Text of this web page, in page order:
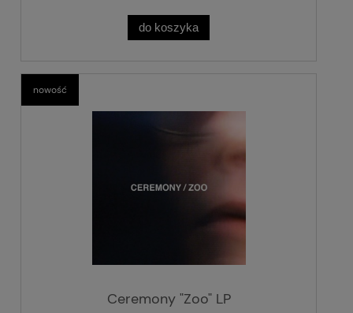
do koszyka
Ceremony "Zoo" LP
nowość